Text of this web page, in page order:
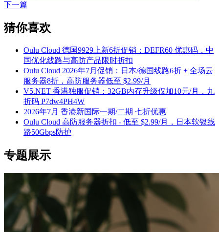
下一篇
猜你喜欢
Oulu Cloud 德国9929上新6折促销：DEFR60 优惠码，中
国优化线路与高防产品限时折扣
Oulu Cloud 2026年7月促销：日本/德国线路6折 + 全场云
服务器8折，高防服务器低至 $2.99/月
V5.NET 香港独服促销：32GB内存升级仅加10元/月，九
折码 P7dw4PH4W
2026年7月 香港新国际一期/二期 七折优惠
Oulu Cloud 高防服务器折扣 - 低至 $2.99/月，日本软银线
路50Gbps防护
专题展示